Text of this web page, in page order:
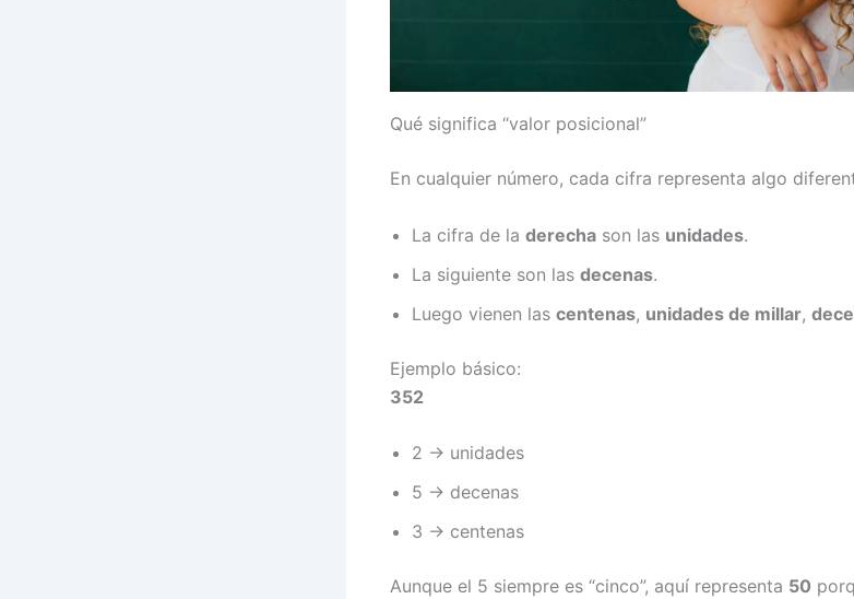
Qué significa “valor posicional”
En cualquier número, cada cifra representa algo
La cifra de la derecha son las unidades.
La siguiente son las decenas.
Luego vienen las centenas, unidades de millar,
Ejemplo básico:
352
2 → unidades
5 → decenas
3 → centenas
Aunque el 5 siempre es “cinco”, aquí representa 50